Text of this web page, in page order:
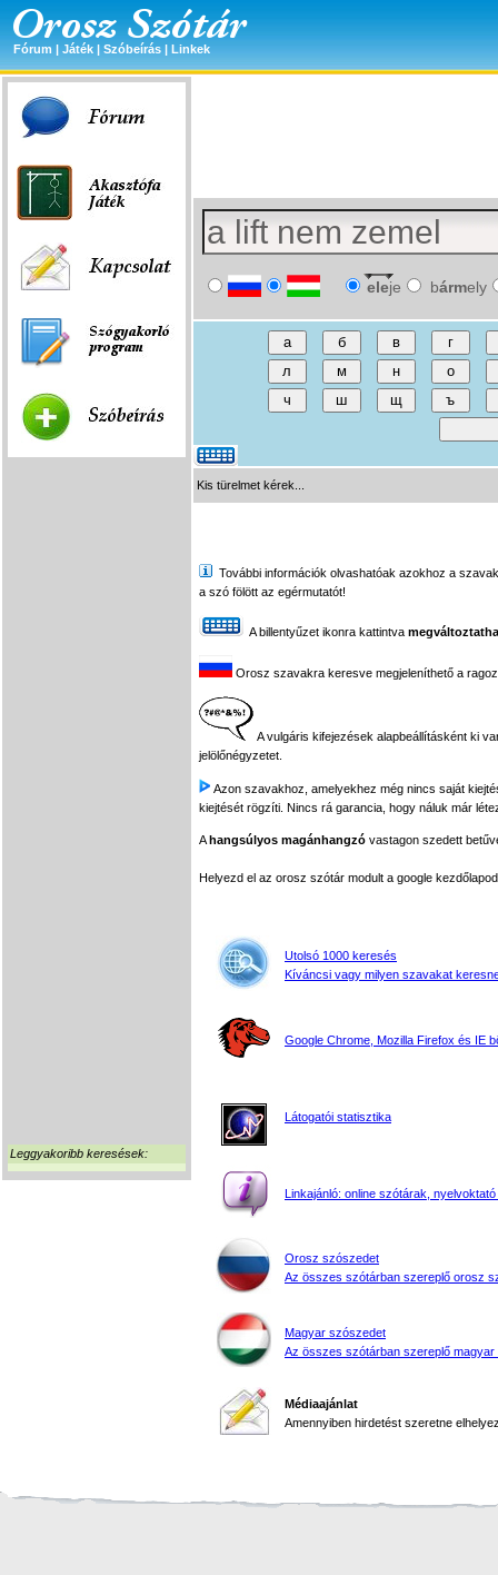
Fórum | Játék | Szóbeírás | Linkek
Leggyakoribb keresések:
eleje bármely
Kis türelmet kérek...
További információk olvashatóak azokhoz a
a szó fölött az egérmutatót!
A billentyűzet ikonra kattintva
Orosz szavakra keresve megjeleníthető a
A vulgáris kifejezések alapbeállításként ki
jelölőnégyzetet.
Azon szavakhoz, amelyekhez még nincs saját
kiejtését rögzíti. Nincs rá garancia, hogy náluk már
Ahangsúlyos magánhangzó vastagon szedett
Helyezd el az orosz szótár modult a google
Utolsó 1000 keresés
Kíváncsi vagy milyen szavakat
Google Chrome, Mozilla Firefox és IE
Látogatói statisztika
Linkajánló: online szótárak, nyelvoktató
Orosz szószedet
Az összes szótárban szereplő orosz
Magyar szószedet
Az összes szótárban szereplő magyar
Médiaajánlat
Amennyiben hirdetést szeretne